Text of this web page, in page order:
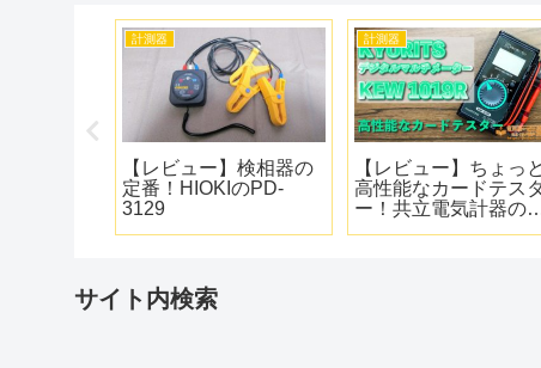
工具
おすすめ充電クリーナ
ー！パナソニックの
EZ37A3
工具
【レビュー】電ドラボ
ールがバージョンア
プ！回転数とトルク
サイト内検索